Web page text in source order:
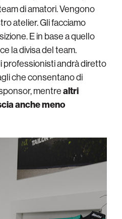
di amatori. Vengono
atelier. Gli facciamo
E in base a quello
la divisa del team.
professionisti andrà diretto
che consentano di
mentrealtri
anche meno